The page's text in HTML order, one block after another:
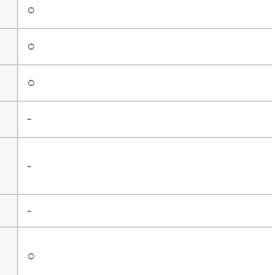
○
○
○
-
-
-
○